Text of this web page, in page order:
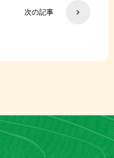
次の記事